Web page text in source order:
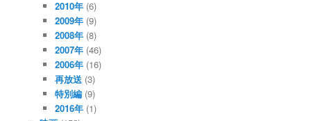
2010年 (6)
2009年 (9)
2008年 (8)
2007年 (46)
2006年 (16)
再放送 (3)
特別編 (9)
2016年 (1)